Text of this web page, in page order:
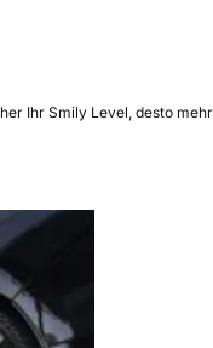
Ihr Smily Level, desto mehr